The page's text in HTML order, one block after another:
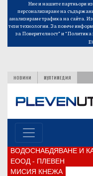
Ние и нашите партньори
персонализиране на
анализираме трафика на сайта.
тези технологии. За повече
за Поверителност”и“Политика
НОВИНИ МУЛТИМЕДИЯ
ВОДОСНАБДЯВАНЕ И
ЕООД - ПЛЕВЕН
МИСИЯ КНЕЖА